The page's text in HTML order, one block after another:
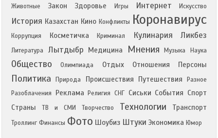
Животные
Закон Здоровье Игры Интернет Искусство
История Казахстан Кино Конфликты Коронавирус
Коррупция Косметичка Криминал Кулинария Ликбез
Литература Лытдыбр Медицина Мнения Музыка Наука
Общество Олимпиада Отдых Отношения Персоны
Политика Природа Происшествия Путешествия
Разное
Разоблачения
Реклама Религия СНГ Сиськи События Спорт
Страны
ТВ и СМИ Творчество Технологии Транспорт
Троллинг Финансы Фото Шоубиз Штуки Экономика Юмор